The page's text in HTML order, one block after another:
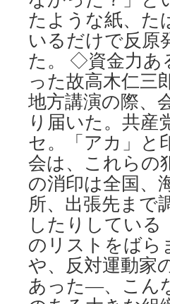
たような紙、た
いるだけで反原
た。 ◇資金力あ
った故高木仁三
地方講演の際、
り届いた。共産
セ。「アカ」と
会は、これらの
の消印は全国、
所、出張先まで
したりしている
のリストをばら
や、反対運動家
あった―、こん